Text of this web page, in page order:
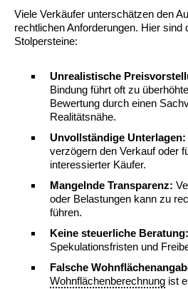
Viele Verkäufer unterschätzen den
rechtlichen Anforderungen. Hier sind
Stolpersteine:
Unrealistische
Bindung führt oft zu
Bewertung durch einen
Realitätsnähe.
Unvollständige Unterlagen:
verzögern den Verkauf oder
interessierter Käufer.
Mangelnde Transparenz:
oder Belastungen kann zu
führen.
Keine steuerliche Beratung:
Spekulationsfristen und
Falsche
Wohnflächenberechnung ist